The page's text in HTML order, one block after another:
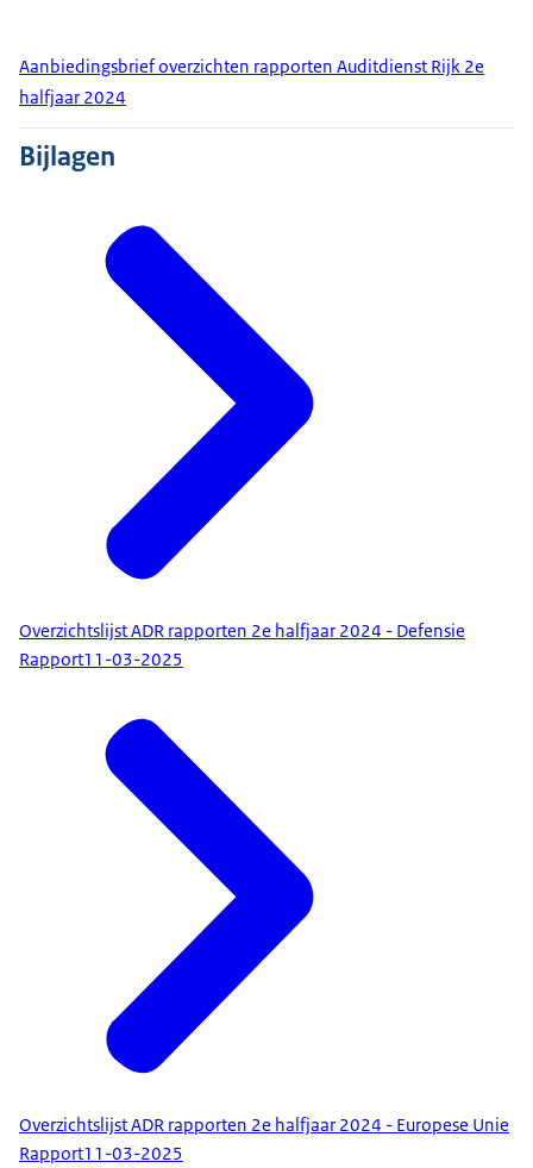
Aanbiedingsbrief overzichten rapporten Auditdienst Rijk 2e
halfjaar 2024
Bijlagen
Overzichtslijst ADR rapporten 2e halfjaar 2024 - Defensie
Rapport11-03-2025
Overzichtslijst ADR rapporten 2e halfjaar 2024 - Europese Unie
Rapport11-03-2025